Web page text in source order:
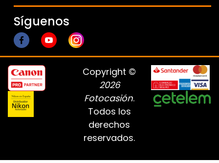
Síguenos
Copyright ©
2026
Fotocasión.
Todos los
derechos
reservados.